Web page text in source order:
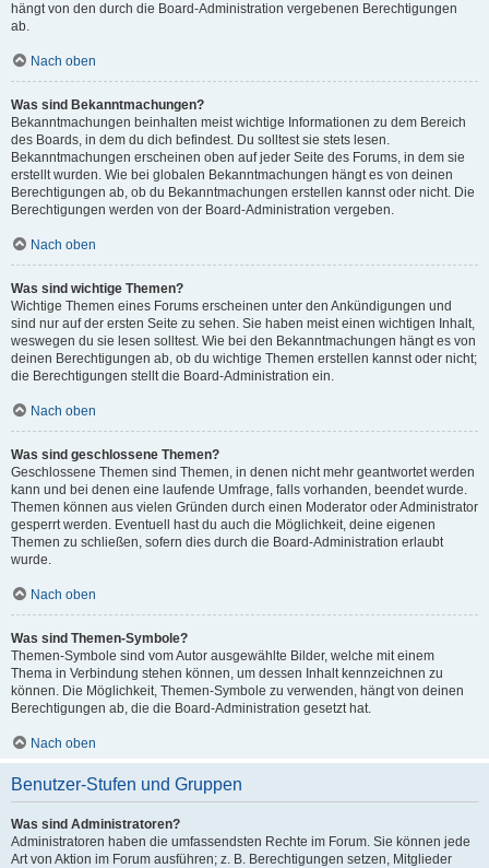
hängt von den durch die Board-Administration vergebenen Berechtigungen
ab.
Nach oben
Was sind Bekanntmachungen?
Bekanntmachungen beinhalten meist wichtige Informationen zu dem Bereich
des Boards, in dem du dich befindest. Du solltest sie stets lesen.
Bekanntmachungen erscheinen oben auf jeder Seite des Forums, in dem sie
erstellt wurden. Wie bei globalen Bekanntmachungen hängt es von deinen
Berechtigungen ab, ob du Bekanntmachungen erstellen kannst oder nicht. Die
Berechtigungen werden von der Board-Administration vergeben.
Nach oben
Was sind wichtige Themen?
Wichtige Themen eines Forums erscheinen unter den Ankündigungen und
sind nur auf der ersten Seite zu sehen. Sie haben meist einen wichtigen Inhalt,
weswegen du sie lesen solltest. Wie bei den Bekanntmachungen hängt es von
deinen Berechtigungen ab, ob du wichtige Themen erstellen kannst oder nicht;
die Berechtigungen stellt die Board-Administration ein.
Nach oben
Was sind geschlossene Themen?
Geschlossene Themen sind Themen, in denen nicht mehr geantwortet werden
kann und bei denen eine laufende Umfrage, falls vorhanden, beendet wurde.
Themen können aus vielen Gründen durch einen Moderator oder Administrator
gesperrt werden. Eventuell hast du auch die Möglichkeit, deine eigenen
Themen zu schließen, sofern dies durch die Board-Administration erlaubt
wurde.
Nach oben
Was sind Themen-Symbole?
Themen-Symbole sind vom Autor ausgewählte Bilder, welche mit einem
Thema in Verbindung stehen können, um dessen Inhalt kennzeichnen zu
können. Die Möglichkeit, Themen-Symbole zu verwenden, hängt von deinen
Berechtigungen ab, die die Board-Administration gesetzt hat.
Nach oben
Benutzer-Stufen und Gruppen
Was sind Administratoren?
Administratoren haben die umfassendsten Rechte im Forum. Sie können jede
Art von Aktion im Forum ausführen; z. B. Berechtigungen setzen, Mitglieder